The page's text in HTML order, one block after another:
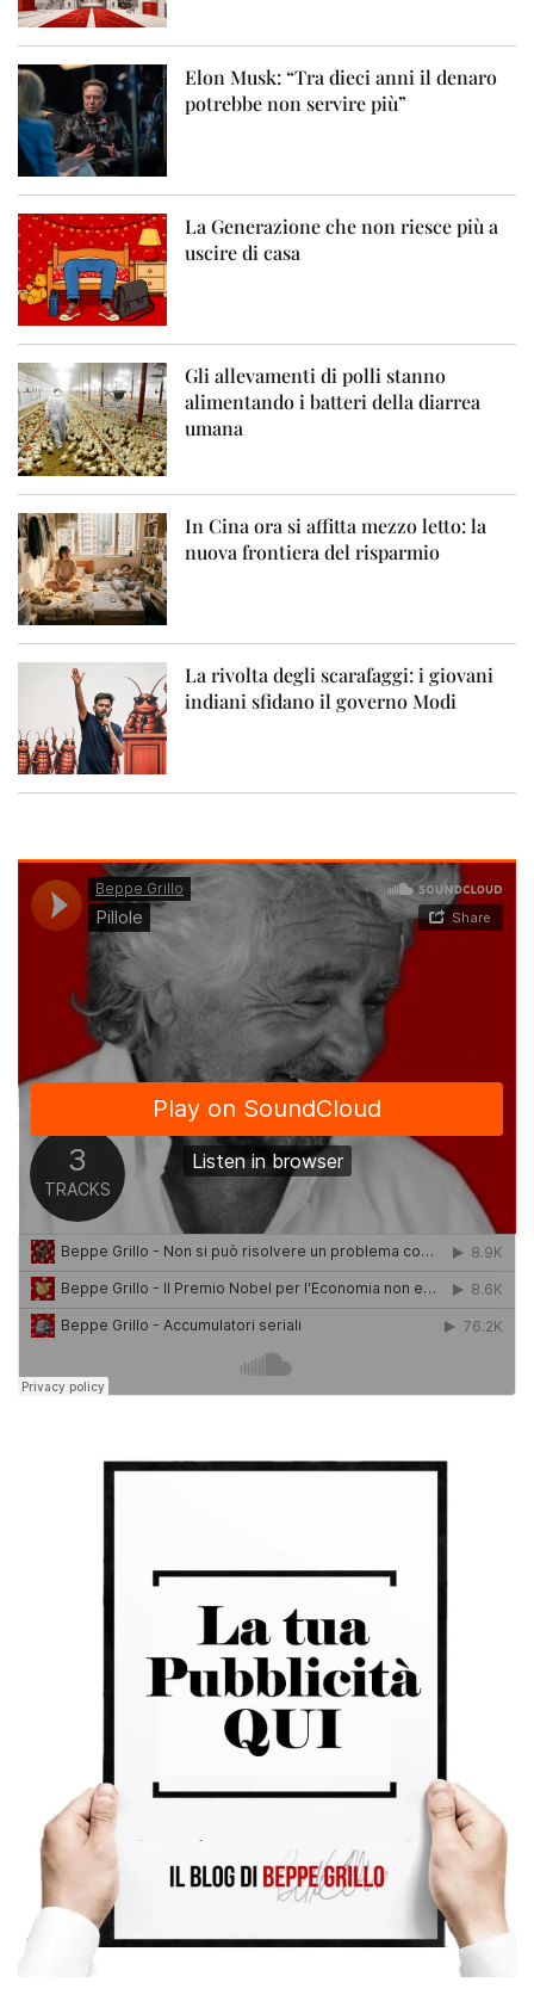
Elon Musk: “Tra dieci anni il denaro
potrebbe non servire più”
La Generazione che non riesce più a
uscire di casa
Gli allevamenti di polli stanno
alimentando i batteri della diarrea
umana
In Cina ora si affitta mezzo letto: la
nuova frontiera del risparmio
La rivolta degli scarafaggi: i giovani
indiani sfidano il governo Modi